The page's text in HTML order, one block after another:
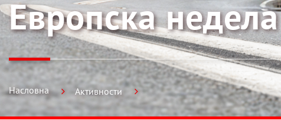
Европска
Насловна Активности